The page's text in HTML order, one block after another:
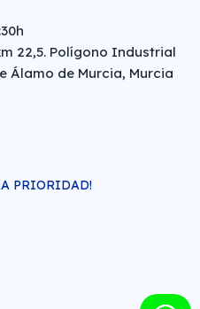
22,5. Polígono Industrial
Álamo de Murcia, Murcia
PRIORIDAD!